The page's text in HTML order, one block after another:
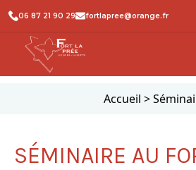
06 87 21 90 29 fortlapree@orange.fr
Accueil >
SÉMINAIRE AU